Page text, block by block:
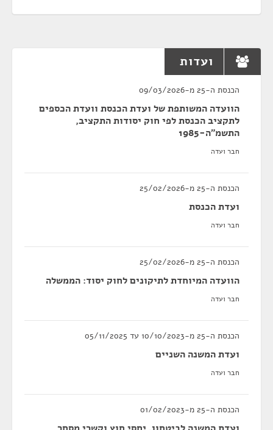
ועדות
הכנסת ה-25 מ-09/03/2026
הוועדה המשותפת של ועדת הכנסת וועדת הכספים
לתקציב הכנסת לפי חוק יסודות התקציב,
התשמ"ה-1985
חבר ועדה
הכנסת ה-25 מ-25/02/2026
ועדת הכנסת
חבר ועדה
הכנסת ה-25 מ-25/02/2026
הוועדה המיוחדת לתיקונים לחוק יסוד: הממשלה
חבר ועדה
הכנסת ה-25 מ-10/10/2023 עד 05/11/2025
ועדת המשנה השניים
חבר ועדה
הכנסת ה-25 מ-01/02/2023